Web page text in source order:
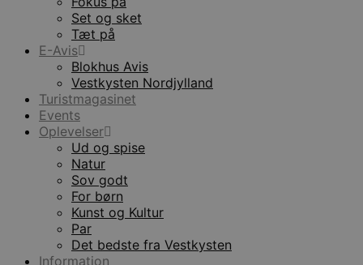
Set og sket
Tæt på
E-Avis
Blokhus Avis
Vestkysten Nordjylland
Turistmagasinet
Events
Oplevelser
Ud og spise
Natur
Sov godt
For børn
Kunst og Kultur
Par
Det bedste fra Vestkysten
Information